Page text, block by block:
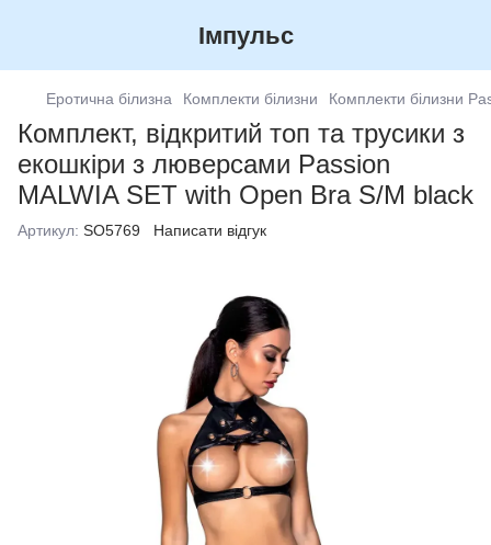
Імпульс
Еротична білизна Комплекти білизни Комплекти білизни
Комплект, відкритий топ та трусики з
екошкіри з люверсами Passion
MALWIA SET with Open Bra S/M black
Артикул: SO5769 Написати відгук